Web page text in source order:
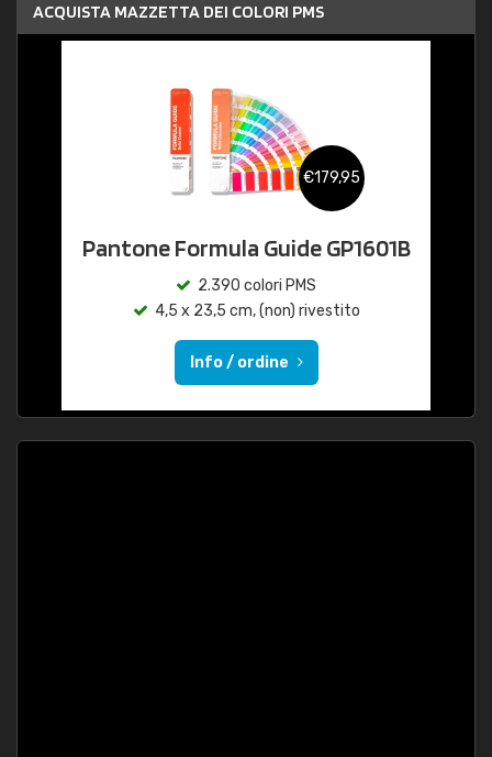
ACQUISTA MAZZETTA DEI COLORI PMS
€179,95
Pantone Formula Guide GP1601B
2.390 colori PMS
4,5 x 23,5 cm, (non) rivestito
Info / ordine